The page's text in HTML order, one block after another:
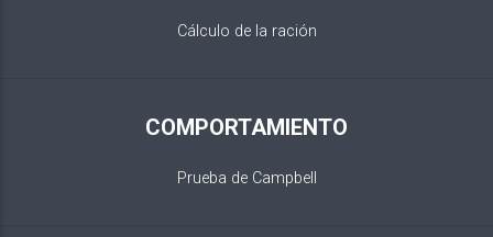
Cálculo de la ración
COMPORTAMIENTO
Prueba de Campbell